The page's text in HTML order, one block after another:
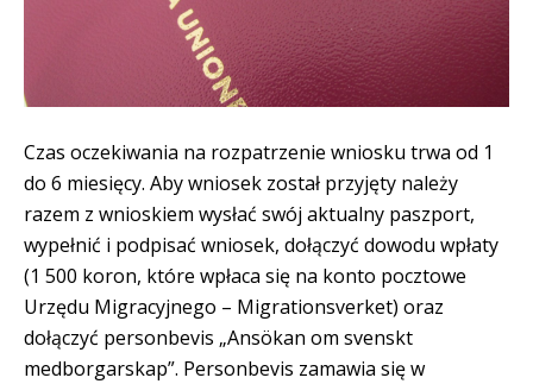
Czas oczekiwania na rozpatrzenie wniosku trwa od 1
do 6 miesięcy. Aby wniosek został przyjęty należy
razem z wnioskiem wysłać swój aktualny paszport,
wypełnić i podpisać wniosek, dołączyć dowodu wpłaty
(1 500 koron, które wpłaca się na konto pocztowe
Urzędu Migracyjnego – Migrationsverket) oraz
dołączyć personbevis „Ansökan om svenskt
medborgarskap”. Personbevis zamawia się w